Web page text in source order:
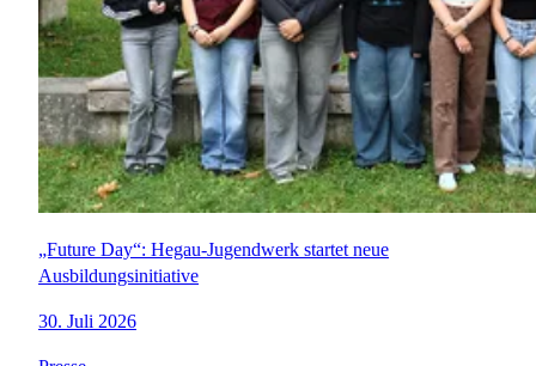
„Future Day“: Hegau-Jugendwerk startet neue
Ausbildungsinitiative
30. Juli 2026